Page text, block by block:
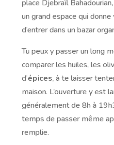
place Djebraïl
un grand espace qui
d’entrer dans un bazar
Tu peux y passer un long
comparer les huiles, les
d’épices, à te laisser
maison. L’ouverture y est
généralement de 8h à
temps de passer même
remplie.